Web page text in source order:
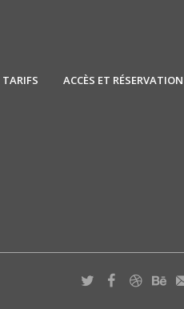
TARIFS ACCÈS ET RÉSERVATION